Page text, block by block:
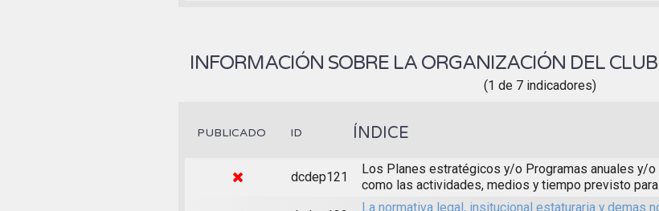
INFORMACIÓN SOBRE LA ORGANIZACIÓN DEL
(1 de 7 indicadores)
PUBLICADO ID ÍNDICE
dcdep121
Los Planes estratégicos y/o Programas anuales y/o
como las actividades, medios y tiempo previsto
La normativa legal, insitucional estaturaria y demas